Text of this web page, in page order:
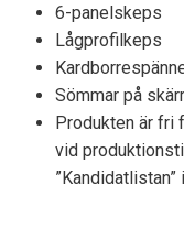
6-panelskeps
Lågprofilkeps
Sömmar på
Produkten är fri
vid
”Kandidatlistan”